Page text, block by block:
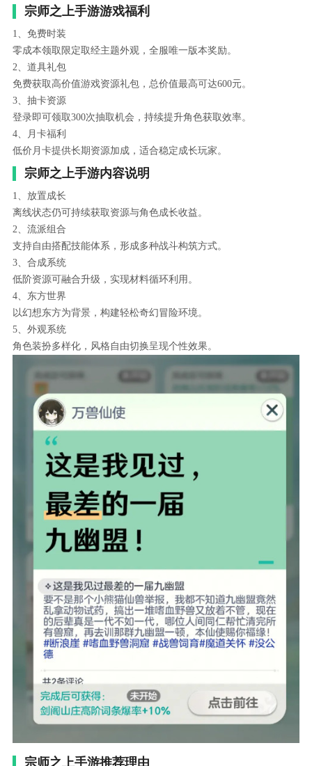
宗师之上手游游戏福利
1、免费时装
零成本领取限定取经主题外观，全服唯一版本奖励。
2、道具礼包
免费获取高价值游戏资源礼包，总价值最高可达600元。
3、抽卡资源
登录即可领取300次抽取机会，持续提升角色获取效率。
4、月卡福利
低价月卡提供长期资源加成，适合稳定成长玩家。
宗师之上手游内容说明
1、放置成长
离线状态仍可持续获取资源与角色成长收益。
2、流派组合
支持自由搭配技能体系，形成多种战斗构筑方式。
3、合成系统
低阶资源可融合升级，实现材料循环利用。
4、东方世界
以幻想东方为背景，构建轻松奇幻冒险环境。
5、外观系统
角色装扮多样化，风格自由切换呈现个性效果。
宗师之上手游推荐理由